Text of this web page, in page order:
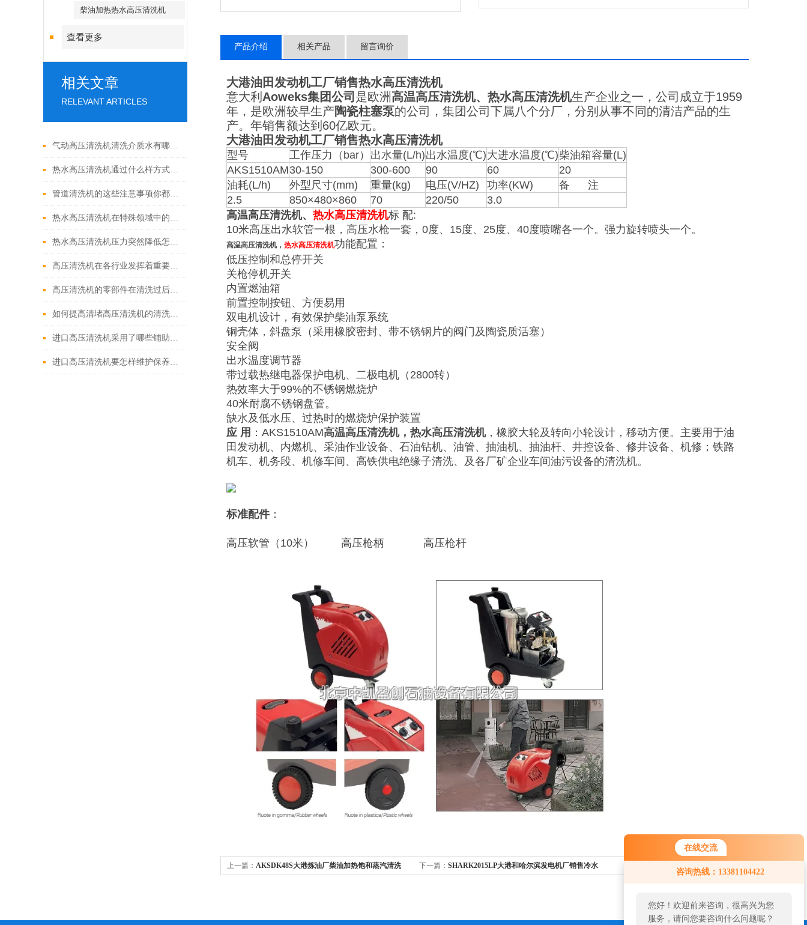
在线交流
咨询热线：13381104422
您好！欢迎前来咨询，很高兴为您
服务，请问您要咨询什么问题呢？
您好，看您停留很久了，是否找到
了需求产品，您可以直接在线与我
柴油加热热水高压清洗机
查看更多
相关文章
RELEVANT ARTICLES
气动高压清洗机清洗介质水有哪些优点
热水高压清洗机通过什么样方式来实现增压呢
管道清洗机的这些注意事项你都落实到位了吗
热水高压清洗机在特殊领域中的应用
热水高压清洗机压力突然降低怎么回事
高压清洗机在各行业发挥着重要的作用
高压清洗机的零部件在清洗过后还需要注意什么
如何提高清堵高压清洗机的清洗效果？
进口高压清洗机采用了哪些铺助系统
进口高压清洗机要怎样维护保养才算合理呢
产品介绍 相关产品 留言询价
大港油田发动机工厂销售热水高压清洗机
意大利 Aoweks集团公司 是欧洲高温高压清洗机、热水高压清洗机生产企业之一，公司成立于1959
年，是欧洲较早生产陶瓷柱塞泵的公司，集团公司下属八个分厂，分别从事不同的清洁产品的生
产。年销售额达到60亿欧元。
大港油田发动机工厂销售热水高压清洗机
型号 工作压力（bar） 出水量(L/h)出水温度(℃)大进水温度(℃)柴油箱容量(L)
AKS1510AM30-150 300-600 90 60
20
油耗(L/h)
外型尺寸(mm) 重量(kg) 电压(V/HZ) 功率(KW)
备 注
2.5
850×480×860 70 220/50
3.0
高温高压清洗机、 热水高压清洗机标 配:
10米高压出水软管一根，高压水枪一套，0度、15度、25度、40度喷嘴各一个。强力旋转喷头一个。
高温高压清洗机， 热水高压清洗机功能配置：
低压控制和总停开关
关枪停机开关
内置燃油箱
前置控制按钮、方便易用
双电机设计，有效保护柴油泵系统
铜壳体，斜盘泵（采用橡胶密封、带不锈钢片的阀门及陶瓷质活塞）
安全阀
出水温度调节器
带过载热继电器保护电机、二极电机（2800转）
热效率大于99%的不锈钢燃烧炉
40米耐腐不锈钢盘管。
缺水及低水压、过热时的燃烧炉保护装置
应 用 ：AKS1510AM高温高压清洗机，热水高压清洗机，橡胶大轮及转向小轮设计，移动方便。主要用于油
田发动机、内燃机、采油作业设备、石油钻机、油管、抽油机、抽油杆、井控设备、修井设备、机修；铁路
机车、机务段、机修车间、高铁供电绝缘子清洗、及各厂矿企业车间油污设备的清洗机。
标准配件：
高压软管（10米） 高压枪柄 高压枪杆
上一篇： AKSDK48S大港炼油厂柴油加热饱和蒸汽清洗 下一篇： SHARK2015LP大港和哈尔滨发电机厂销售冷水